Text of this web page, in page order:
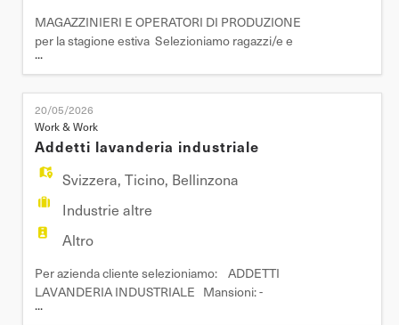
MAGAZZINIERI E OPERATORI DI PRODUZIONE
per la stagione estiva Selezioniamo ragazzi/e e
giovani motivati, disponibili da subito per tutta la
stagione estiva, da inserire nei reparti di
magazzino e produzione. Luogo di lavoro:
LUGANO NORD Mansioni: - carico e scarico colli
- preparazione colli - preparazione spedizioni via
terra - conduzion
...
20/05/2026
Work & Work
Addetti lavanderia industriale
Svizzera,Ticino, Bellinzona
Industrie altre
Altro
Per azienda cliente selezioniamo: ADDETTI
LAVANDERIA INDUSTRIALE Mansioni: -
Smistamento capi - Carico/scarico lavatrici ed
...